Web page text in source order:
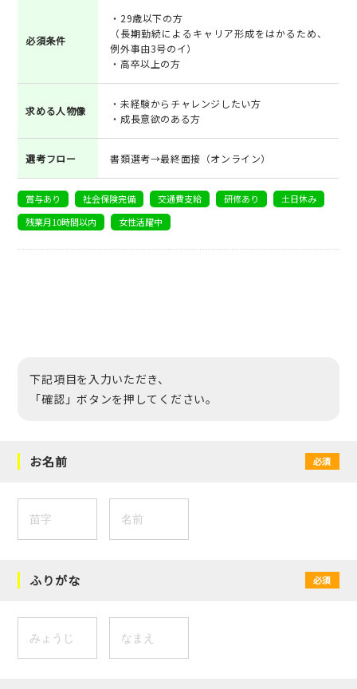
必須条件
・29歳以下の方
（長期勤続によるキャリア形成をはかるため、
例外事由3号のイ）
・高卒以上の方
求める人物像
・未経験からチャレンジしたい方
・成長意欲のある方
選考フロー 書類選考→最終面接（オンライン）
賞与あり 社会保険完備 交通費支給 研修あり
土日休み
残業月10時間以内
女性活躍中
下記項目を入力いただき、
「確認」ボタンを押してください。
お名前 必須
ふりがな 必須